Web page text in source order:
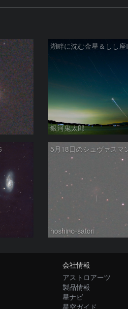
湖畔に沈む金星＆しし座Ⅰ
銀河鬼太郎
hoshino-satori
会社情報
アストロアーツ
製品情報
星ナビ
星空ガイド